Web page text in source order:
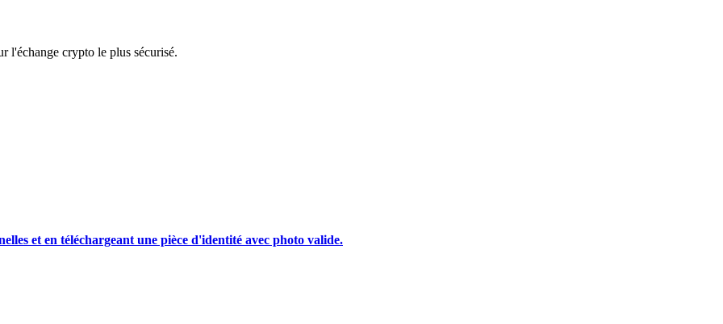
etc.
l'échange crypto le plus sécurisé.
et en téléchargeant une pièce d'identité avec photo valide.